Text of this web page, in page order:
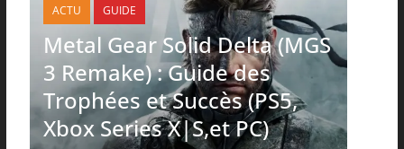
ACTU GUIDE
Metal Gear Solid Delta (MGS
3 Remake) : Guide des
Trophées et Succès (PS5,
Xbox Series X|S,et PC)